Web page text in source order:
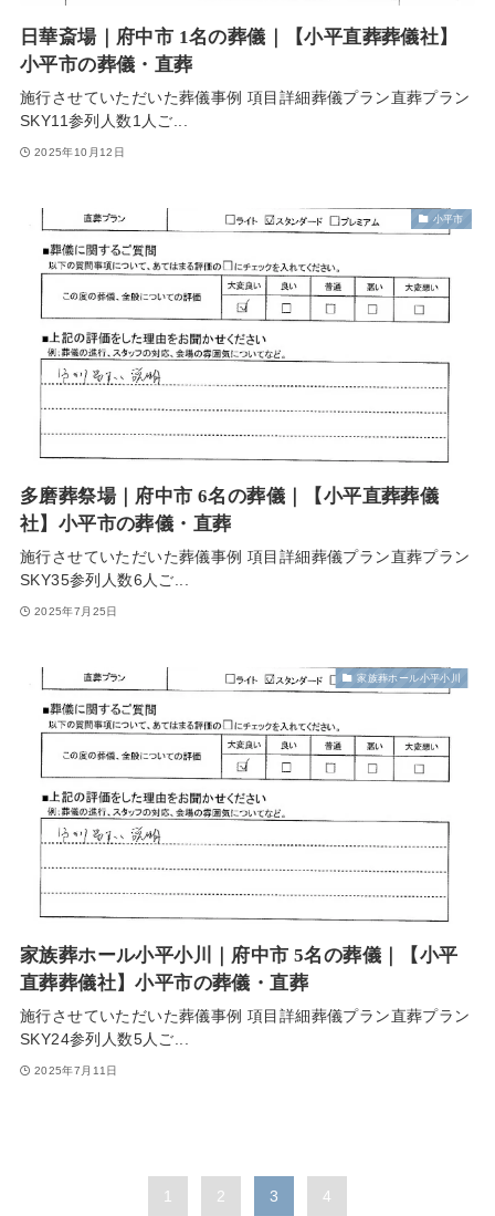
日華斎場｜府中市 1名の葬儀｜【小平直葬葬儀社】
小平市の葬儀・直葬
施行させていただいた葬儀事例 項目詳細葬儀プラン直葬プラン
SKY11参列人数1人ご...
2025年10月12日
小平市
多磨葬祭場｜府中市 6名の葬儀｜【小平直葬葬儀
社】小平市の葬儀・直葬
施行させていただいた葬儀事例 項目詳細葬儀プラン直葬プラン
SKY35参列人数6人ご...
2025年7月25日
家族葬ホール小平小川
家族葬ホール小平小川｜府中市 5名の葬儀｜【小平
直葬葬儀社】小平市の葬儀・直葬
施行させていただいた葬儀事例 項目詳細葬儀プラン直葬プラン
SKY24参列人数5人ご...
2025年7月11日
1 2 3 4